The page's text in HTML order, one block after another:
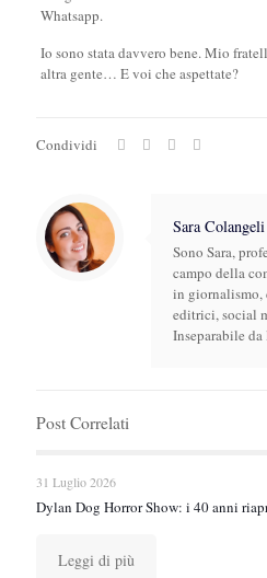
Whatsapp.
Io sono stata davvero bene. Mio
altra gente… E voi che aspettate?
Condividi
Sara Colangeli
Sono Sara,
campo della
in giornalismo,
editrici, social
Inseparabile
Post Correlati
31 Luglio 2026
Dylan Dog Horror Show: i 40 anni
Leggi di più